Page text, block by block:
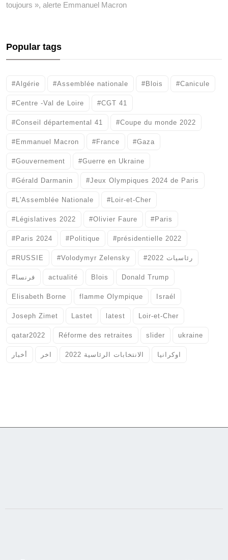
toujours », alerte Emmanuel Macron
Popular tags
#Algérie #Assemblée nationale #Blois #Canicule
#Centre -Val de Loire #CGT 41
#Conseil départemental 41 #Coupe du monde 2022
#Emmanuel Macron #France #Gaza
#Gouvernement #Guerre en Ukraine
#Gérald Darmanin #Jeux Olympiques 2024 de Paris
#L'Assemblée Nationale #Loir-et-Cher
#Législatives 2022 #Olivier Faure #Paris
#Paris 2024 #Politique #présidentielle 2022
#RUSSIE #Volodymyr Zelensky #رئاسيات 2022
#فرنسا actualité Blois Donald Trump
Elisabeth Borne flamme Olympique Israél
Joseph Zimet Lastet latest Loir-et-Cher
qatar2022 Réforme des retraites slider ukraine
أخبار اخر الانتخابات الرئاسية 2022 اوكرانيا